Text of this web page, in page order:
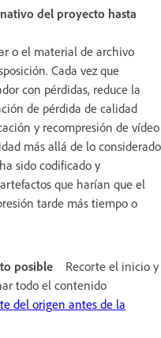
del proyecto hasta
o el material de archivo
Cada vez que
con pérdidas, reduce la
de pérdida de calidad
y recompresión de vídeo
más allá de lo considerado
sido codificado y
que harían que el
tarde más tiempo o
posible
Recorte el inicio y
todo el contenido
del origen antes de la